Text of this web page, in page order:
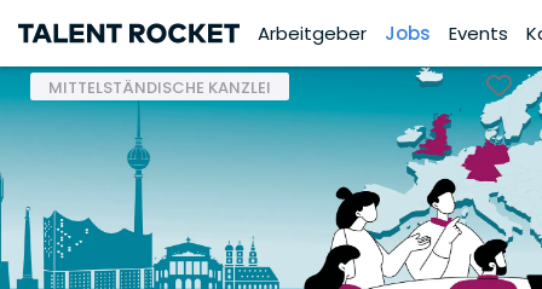
Arbeitgeber Jobs Events
MITTELSTÄNDISCHE KANZLEI